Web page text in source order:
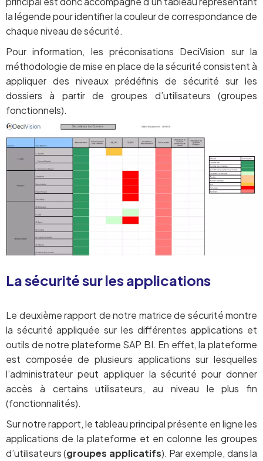
la légende pour identifier la couleur de correspondance de
chaque niveau de sécurité.
Pour information, les préconisations DeciVision sur la
méthodologie de mise en place de la sécurité consistent à
appliquer des niveaux prédéfinis de sécurité sur les
dossiers à partir de groupes d’utilisateurs (groupes
fonctionnels).
La sécurité sur les applications
Le deuxième rapport de notre matrice de sécurité montre
la sécurité appliquée sur les différentes applications et
outils de notre plateforme SAP BI. En effet, la plateforme
est composée de plusieurs applications sur lesquelles
l’administrateur peut appliquer la sécurité pour donner
accès à certains utilisateurs, au niveau le plus fin
(fonctionnalités).
Sur notre rapport, le tableau principal présente en ligne les
applications de la plateforme et en colonne les groupes
d’utilisateurs (groupes applicatifs). Par exemple, dans la